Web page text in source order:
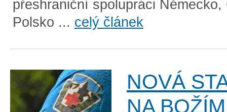
přeshraniční spolupráci Německo,
Polsko ... celý článek
NOVÁ
NA